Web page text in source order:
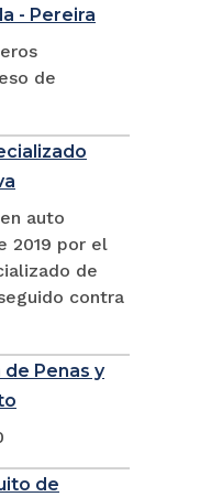
- Pereira
de
auto
2019 por el
de
contra
Penas y
de